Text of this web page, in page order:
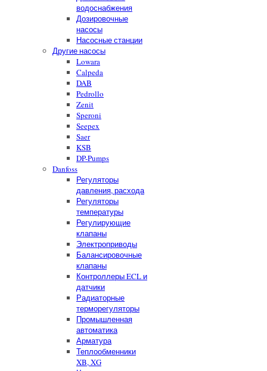
водоснабжения
Дозировочные
насосы
Насосные станции
Другие насосы
Lowara
Calpeda
DAB
Pedrollo
Zenit
Speroni
Seepex
Saer
KSB
DP-Pumps
Danfoss
Регуляторы
давления, расхода
Регуляторы
температуры
Регулирующие
клапаны
Электроприводы
Балансировочные
клапаны
Контроллеры ECL и
датчики
Радиаторные
терморегуляторы
Промышленная
автоматика
Арматура
Теплообменники
XB, XG